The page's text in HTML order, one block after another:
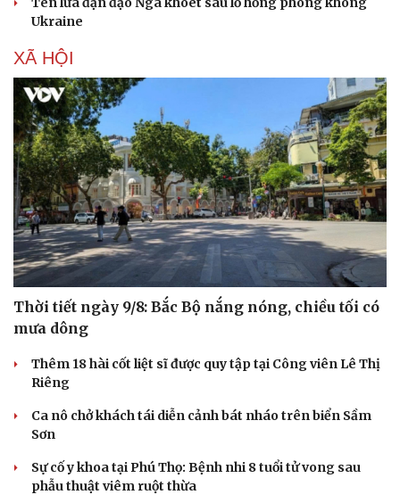
Ukraine
XÃ HỘI
Thời tiết ngày 9/8: Bắc Bộ nắng nóng, chiều tối có
mưa dông
Thêm 18 hài cốt liệt sĩ được quy tập tại Công viên Lê Thị
Riêng
Ca nô chở khách tái diễn cảnh bát nháo trên biển Sầm
Sơn
Sự cố y khoa tại Phú Thọ: Bệnh nhi 8 tuổi tử vong sau
phẫu thuật viêm ruột thừa